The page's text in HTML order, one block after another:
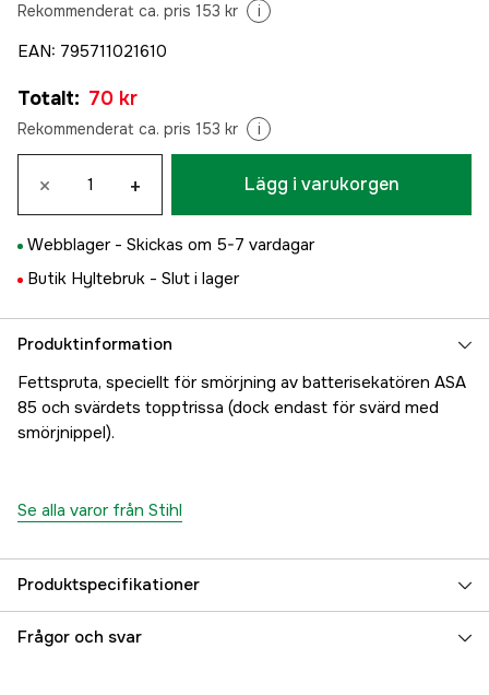
Rekommenderat ca. pris 153 kr i
EAN: 795711021610
Totalt: 70 kr
Rekommenderat ca. pris 153 kr i
× + Lägg i varukorgen
Webblager - Skickas om 5-7 vardagar
Butik Hyltebruk - Slut i lager
Produktinformation
Fettspruta, speciellt för smörjning av batterisekatören ASA
85 och svärdets topptrissa (dock endast för svärd med
smörjnippel).
Se alla varor från Stihl
Produktspecifikationer
Global Garanti yes
Frågor och svar